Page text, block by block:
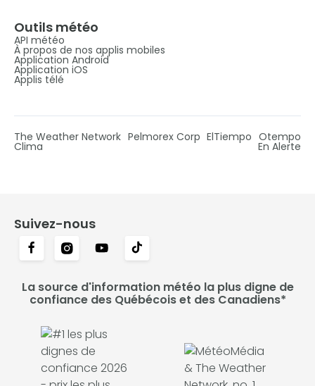
Outils météo
API météo
À propos de nos applis mobiles
Application Android
Application iOS
Applis télé
The Weather Network Pelmorex Corp ElTiempo Otempo
Clima En Alerte
Suivez-nous
La source d'information météo la plus digne de
confiance des Québécois et des Canadiens*